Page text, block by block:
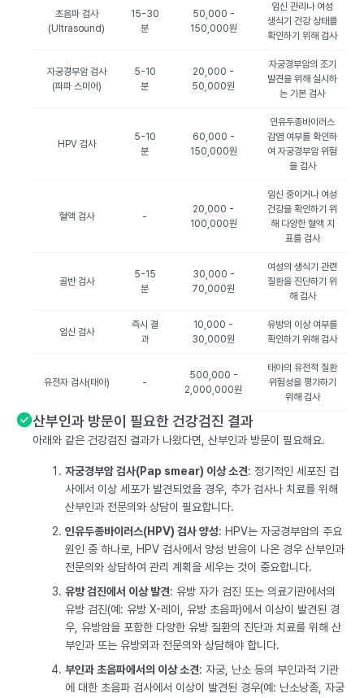
초음파 검사
(Ultrasound)
15-30
분
50,000 -
150,000원
임신 관리나 여성
생식기 건강 상태를
확인하기 위해 검사
자궁경부암 검사
(파파 스미어)
5-10
분
20,000 -
50,000원
자궁경부암의 조기
발견을 위해 실시하
는 기본 검사
HPV 검사
5-10
분
60,000 -
150,000원
인유두종바이러스
감염 여부를 확인하
여 자궁경부암 위험
을 검사
혈액 검사 -
20,000 -
100,000원
임신 중이거나 여성
건강을 확인하기 위
해 다양한 혈액 지
표를 검사
골반 검사
5-15
분
30,000 -
70,000원
여성의 생식기 관련
질환을 진단하기 위
해 검사
임신 검사
즉시 결
과
10,000 -
30,000원
유방의 이상 여부를
확인하기 위해 검사
유전자 검사(태아) -
500,000 -
2,000,000원
태아의 유전적 질환
위험성을 평가하기
위해 검사
산부인과 방문이 필요한 건강검진 결과
아래와 같은 건강검진 결과가 나왔다면, 산부인과 방문이 필요해요.
자궁경부암 검사(Pap smear) 이상 소견: 정기적인 세포진 검
사에서 이상 세포가 발견되었을 경우, 추가 검사나 치료를 위해
산부인과 전문의와 상담이 필요합니다.
인유두종바이러스(HPV) 검사 양성: HPV는 자궁경부암의 주요
원인 중 하나로, HPV 검사에서 양성 반응이 나온 경우 산부인과
전문의와 상담하여 관리 계획을 세우는 것이 중요합니다.
유방 검진에서 이상 발견: 유방 자가 검진 또는 의료기관에서의
유방 검진(예: 유방 X-레이, 유방 초음파)에서 이상이 발견된 경
우, 유방암을 포함한 다양한 유방 질환의 진단과 치료를 위해 산
부인과 또는 유방외과 전문의와 상담해야 합니다.
부인과 초음파에서의 이상 소견: 자궁, 난소 등의 부인과적 기관
에 대한 초음파 검사에서 이상이 발견된 경우(예: 난소낭종, 자궁